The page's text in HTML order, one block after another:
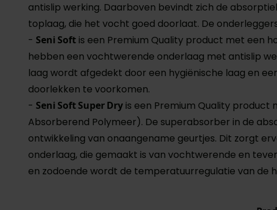
antislip werking. Daarboven bevindt zich de
toplaag, die het vocht goed doorlaat. De
- Seni Soft is een Premium Quality product met een
hebben een vochtwerende onderlaag met antislip
laag wordt afgedekt door een hygiënische laag en
doorlekken te voorkomen.
- Seni Soft Super Dry is een Premium Quality
Absorberend Polymeer). De superabsorber in de
ontwikkeling van onaangename geurtjes. Dit zorgt
onderlaag, die gemaakt is van vochtwerende en
en zodoende wordt de temperatuurregulatie van de